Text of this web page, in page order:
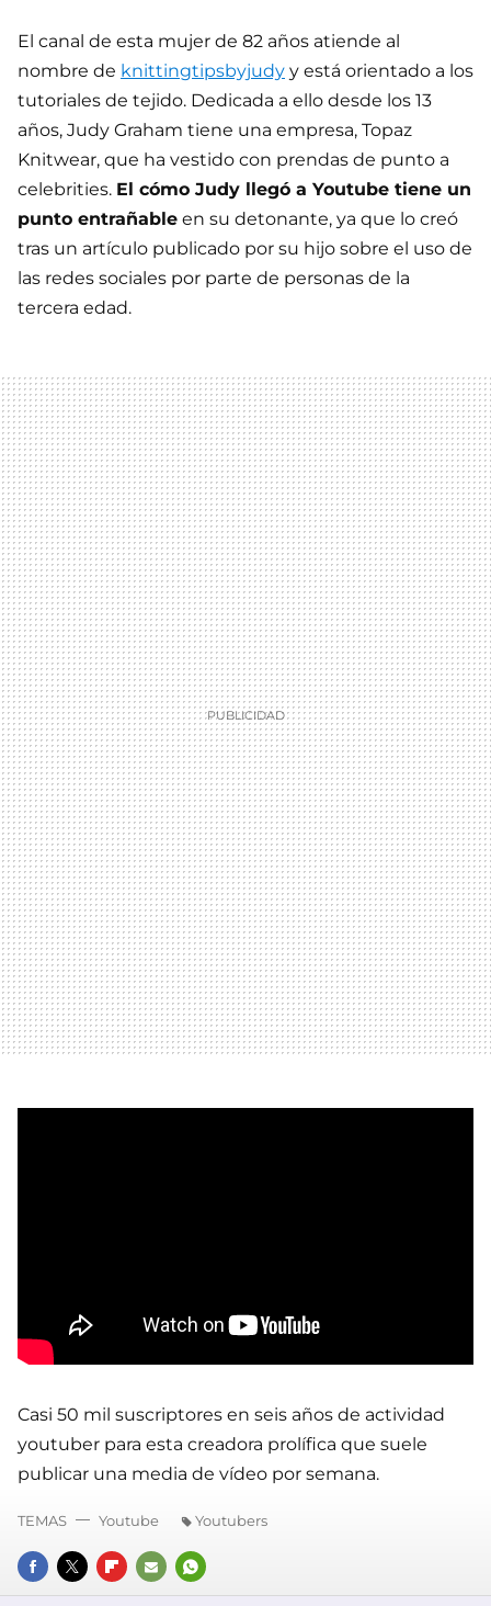
El canal de esta mujer de 82 años atiende al
nombre de knittingtipsbyjudy y está orientado a los
tutoriales de tejido. Dedicada a ello desde los 13
años, Judy Graham tiene una empresa, Topaz
Knitwear, que ha vestido con prendas de punto a
celebrities. El cómo Judy llegó a Youtube tiene un
punto entrañable en su detonante, ya que lo creó
tras un artículo publicado por su hijo sobre el uso de
las redes sociales por parte de personas de la
tercera edad.
Casi 50 mil suscriptores en seis años de actividad
youtuber para esta creadora prolífica que suele
publicar una media de vídeo por semana.
FACEBOOK
TWITTERFLIPBOARD
E-
WHATSAPP
TEMAS Youtube Youtubers